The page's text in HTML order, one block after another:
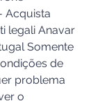
Acquista
legali Anavar
Somente
de
problema
o